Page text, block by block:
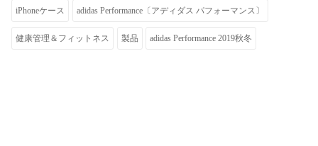
iPhoneケース adidas Performance〔アディダス パフォーマンス〕
健康管理＆フィットネス 製品 adidas Performance 2019秋冬